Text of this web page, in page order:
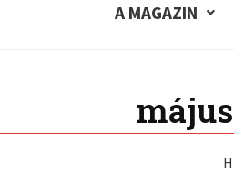
A MAGAZIN